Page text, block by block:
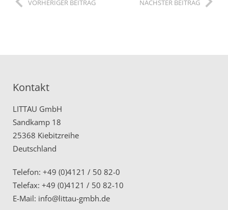
VORHERIGER BEITRAG NÄCHSTER BEITRAG
Kontakt
LITTAU GmbH
Sandkamp 18
25368 Kiebitzreihe
Deutschland
Telefon: +49 (0)4121 / 50 82-0
Telefax: +49 (0)4121 / 50 82-10
E-Mail: info@littau-gmbh.de